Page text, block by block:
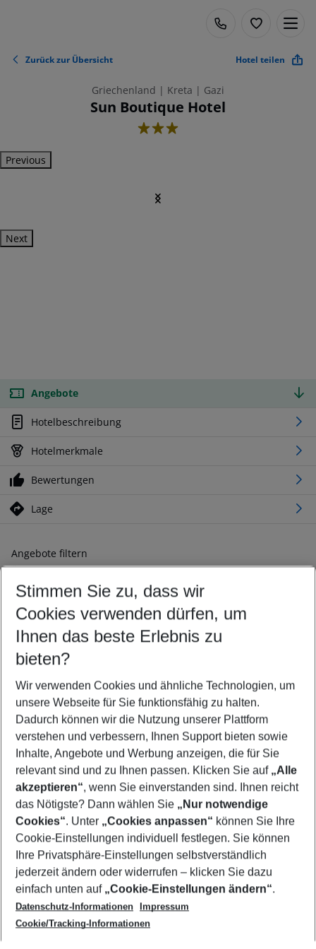
Zurück zur Übersicht Hotel teilen
Griechenland | Kreta | Gazi
Sun Boutique Hotel
3
Previous
Next
Angebote
Hotelbeschreibung
Hotelmerkmale
Bewertungen
Lage
Angebote filtern
Ändern Sie Ihre Kriterien nach Ihren Wünschen
Abflughafen wählen
Beliebiger Abflughafen
Reisezeitraum wählen
08.08.26– 06.08.27 5-8 Nächte
2 Erwachsene Keine Kinder
Mehr Filter anzeigen
Footer
Footer navigation
Über uns
AGB
Cookie-Einstellungen ändern
Cookie-Richtlinie
Datenschutz
Service & Hilfe
Barrierefreies Reisen
Check-in
Folgen Sie uns
Stimmen Sie zu, dass wir
Cookies verwenden dürfen, um
Ihnen das beste Erlebnis zu
bieten?
Wir verwenden Cookies und ähnliche Technologien, um
unsere Webseite für Sie funktionsfähig zu halten.
Dadurch können wir die Nutzung unserer Plattform
verstehen und verbessern, Ihnen Support bieten sowie
Inhalte, Angebote und Werbung anzeigen, die für Sie
relevant sind und zu Ihnen passen. Klicken Sie auf „Alle
akzeptieren“, wenn Sie einverstanden sind. Ihnen reicht
das Nötigste? Dann wählen Sie „Nur notwendige
Cookies“. Unter „Cookies anpassen“ können Sie Ihre
Cookie-Einstellungen individuell festlegen. Sie können
Ihre Privatsphäre-Einstellungen selbstverständlich
jederzeit ändern oder widerrufen – klicken Sie dazu
einfach unten auf „Cookie-Einstellungen ändern“.
Datenschutz-Informationen
Impressum
Cookie/Tracking-Informationen